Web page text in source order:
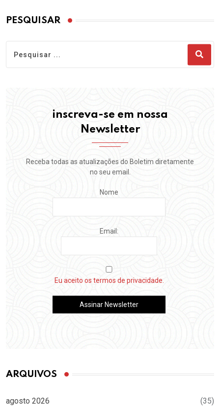
PESQUISAR
inscreva-se em nossa
Newsletter
Receba todas as atualizações do Boletim diretamente
no seu email.
Nome
Email:
Eu aceito os termos de privacidade.
ARQUIVOS
agosto 2026 (35)